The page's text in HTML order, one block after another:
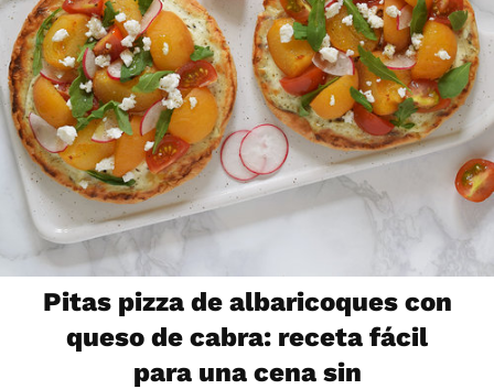
Pitas pizza de albaricoques con
queso de cabra: receta fácil
para una cena sin